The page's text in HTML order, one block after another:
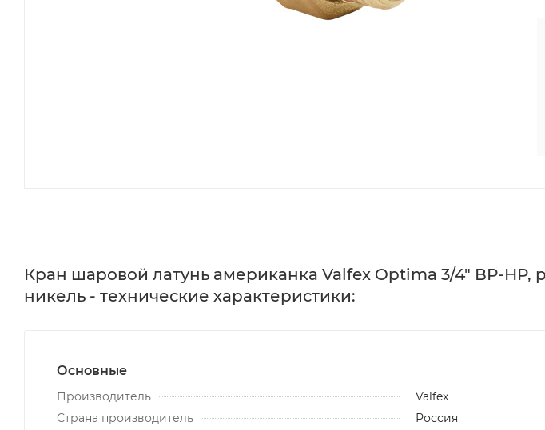
Кран шаровой латунь американка Valfex Optima 3/4" ВР-НР,
никель - технические характеристики:
Основные
Производитель
Valfex
Страна производитель
Россия